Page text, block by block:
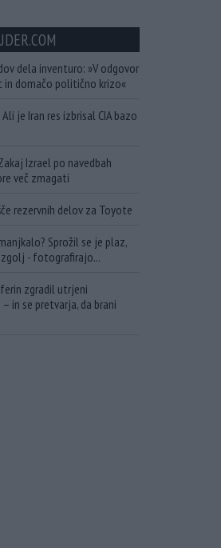
dela inventuro: »V odgovor
in domačo politično krizo«
je Iran res izbrisal CIA bazo
Izrael po navedbah
več zmagati
rezervnih delov za Toyote
Sprožil se je plaz,
zgolj - fotografirajo...
zgradil utrjeni
in se pretvarja, da brani